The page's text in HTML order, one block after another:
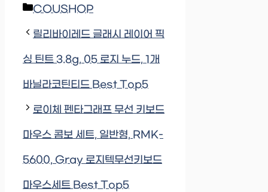
Categories
COUSHOP
릴리바이레드 글래시 레이어 픽
싱 틴트 3.8g, 05 로지 누드, 1개
바닐라코틴티드 Best Top5
로이체 펜타그래프 무선 키보드
마우스 콤보 세트, 일반형, RMK-
5600, Gray 로지텍무선키보드
마우스세트 Best Top5